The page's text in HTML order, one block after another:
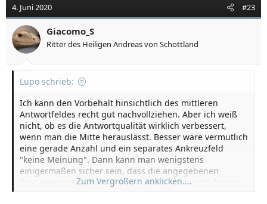
4. Juni 2020 #23
Giacomo_S
Ritter des Heiligen Andreas von Schottland
Lupo schrieb:
Ich kann den Vorbehalt hinsichtlich des mittleren
Antwortfeldes recht gut nachvollziehen. Aber ich weiß
nicht, ob es die Antwortqualität wirklich verbessert,
wenn man die Mitte herauslässt. Besser wäre vermutlich
eine gerade Anzahl und ein separates Ankreuzfeld
"keine Meinung". Dann kann man wenigstens
einigermaßen sicher sein, dass die angegebenen
Zustimmungs- oder Ablehnungsgrade tatsächlich eine
Zum Vergrößern anklicken....